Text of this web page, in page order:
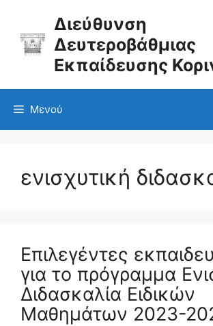
Διεύθυνση
Δευτεροβάθμιας
Εκπαίδευσης
Μενού
ενισχυτική
Επιλεγέντες
για το πρόγραμμα
Διδασκαλία Ειδικών
Μαθημάτων 2023-